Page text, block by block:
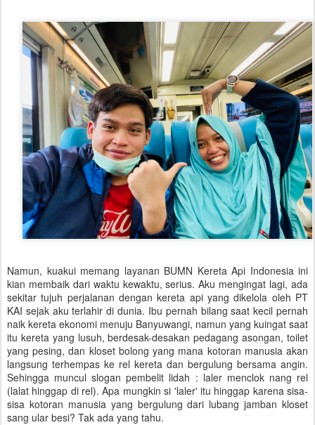
Namun, kuakui memang layanan BUMN Kereta Api Indonesia ini
kian membaik dari waktu kewaktu, serius. Aku mengingat lagi, ada
sekitar tujuh perjalanan dengan kereta api yang dikelola oleh PT
KAI sejak aku terlahir di dunia. Ibu pernah bilang saat kecil pernah
naik kereta ekonomi menuju Banyuwangi, namun yang kuingat saat
itu kereta yang lusuh, berdesak-desakan pedagang asongan, toilet
yang pesing, dan kloset bolong yang mana kotoran manusia akan
langsung terhempas ke rel kereta dan bergulung bersama angin.
Sehingga muncul slogan pembelit lidah : laler menclok nang rel
(lalat hinggap di rel). Apa mungkin si 'laler' itu hinggap karena sisa-
sisa kotoran manusia yang bergulung dari lubang jamban kloset
sang ular besi? Tak ada yang tahu.